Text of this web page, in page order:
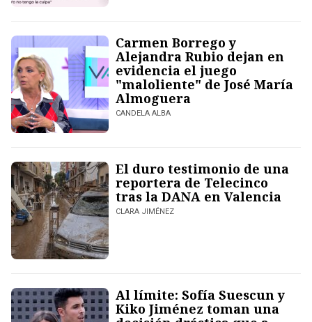
Carmen Borrego y
Alejandra Rubio dejan en
evidencia el juego
"maloliente" de José María
Almoguera
CANDELA ALBA
El duro testimonio de una
reportera de Telecinco
tras la DANA en Valencia
CLARA JIMÉNEZ
Al límite: Sofía Suescun y
Kiko Jiménez toman una